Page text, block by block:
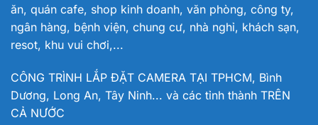
ăn, quán cafe, shop kinh doanh, văn phòng, công ty,
ngân hàng, bệnh viện, chung cư, nhà nghỉ, khách sạn,
resot, khu vui chơi,...
CÔNG TRÌNH LẮP ĐẶT CAMERA TẠI TPHCM, Bình
Dương, Long An, Tây Ninh... và các tỉnh thành TRÊN
CẢ NƯỚC